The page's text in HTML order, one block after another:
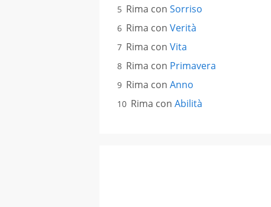
Rima con Sorriso
Rima con Verità
Rima con Vita
Rima con Primavera
Rima con Anno
Rima con Abilità